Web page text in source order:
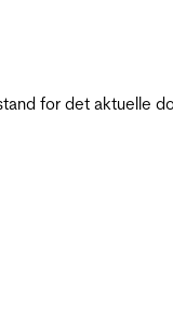
for det aktuelle